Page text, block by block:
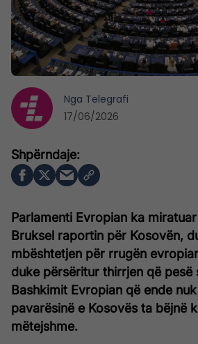
Parlamenti Evropian ka
Bruksel raportin për Kosovën,
mbështetjen për rrugën
duke përsëritur thirrjen që pesë
Bashkimit Evropian që ende
pavarësinë e Kosovës ta bëjnë
mëtejshme.
Nga Telegrafi
17/06/2026